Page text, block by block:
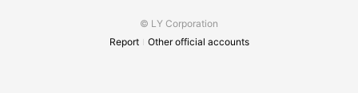
© LY Corporation
Report
Other official accounts